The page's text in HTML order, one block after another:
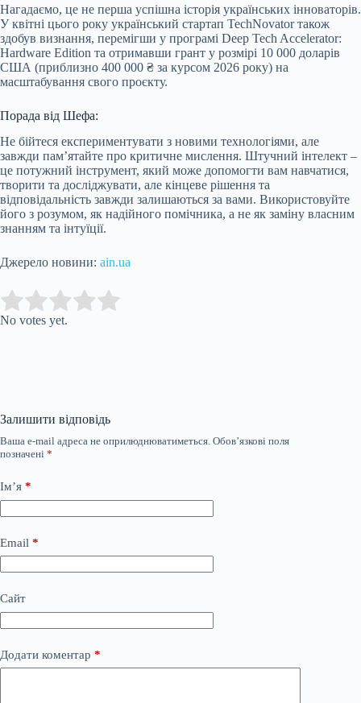
Нагадаємо, це не перша успішна історія українських інноваторів.
У квітні цього року український стартап TechNovator також
здобув визнання, перемігши у програмі Deep Tech Accelerator:
Hardware Edition та отримавши грант у розмірі 10 000 доларів
США (приблизно 400 000 ₴ за курсом 2026 року) на
масштабування свого проєкту.
Порада від Шефа:
Не бійтеся експериментувати з новими технологіями, але
завжди пам’ятайте про критичне мислення. Штучний інтелект –
це потужний інструмент, який може допомогти вам навчатися,
творити та досліджувати, але кінцеве рішення та
відповідальність завжди залишаються за вами. Використовуйте
його з розумом, як надійного помічника, а не як заміну власним
знанням та інтуїції.
Джерело новини: ain.ua
Rate this item:
No votes yet.
Залишити відповідь
Ваша e-mail адреса не оприлюднюватиметься. Обов’язкові поля
позначені *
Ім’я *
Email *
Сайт
Додати коментар *